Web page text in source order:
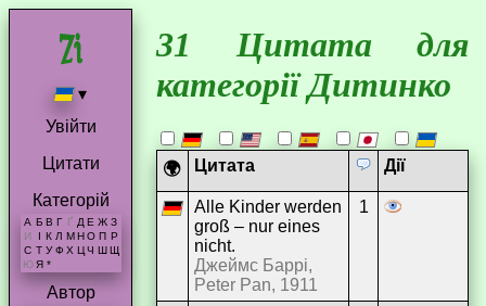
▾
Увійти
Цитати
Категорій
А Б В Г Ґ Д Е Ж З
И
І К Л М Н О П Р
С Т У Ф Х Ц Ч Ш Щ
Ю Я *
Автор
31 Цитата для
категорії Дитинко
🌍 Цитата Дії
Alle Kinder werden
groß – nur eines
nicht.
Джеймс Баррі,
Peter Pan, 1911
1